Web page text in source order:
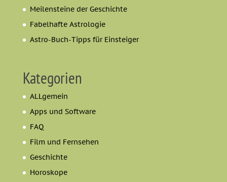
Meilensteine der Geschichte
Fabelhafte Astrologie
Astro-Buch-Tipps für Einsteiger
Kategorien
ALLgemein
Apps und Software
FAQ
Film und Fernsehen
Geschichte
Horoskope